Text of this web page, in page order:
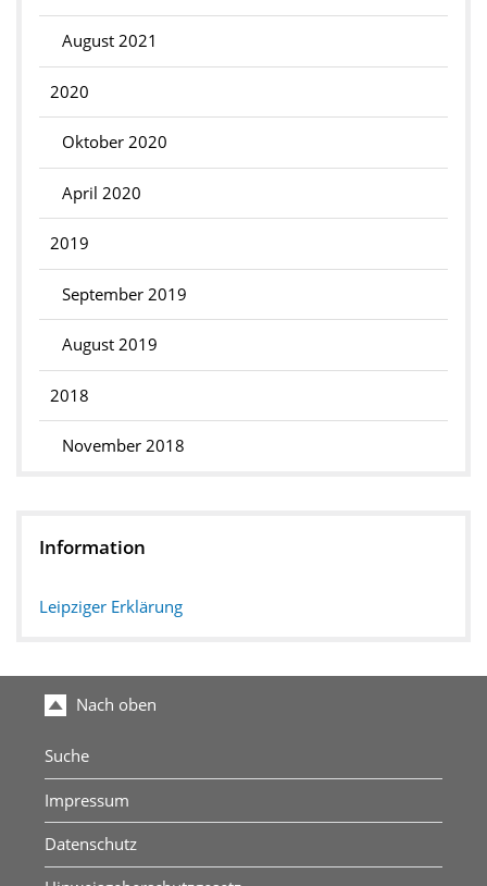
August 2021
2020
Oktober 2020
April 2020
2019
September 2019
August 2019
2018
November 2018
Information
Leipziger Erklärung
Nach oben
Suche
Impressum
Datenschutz